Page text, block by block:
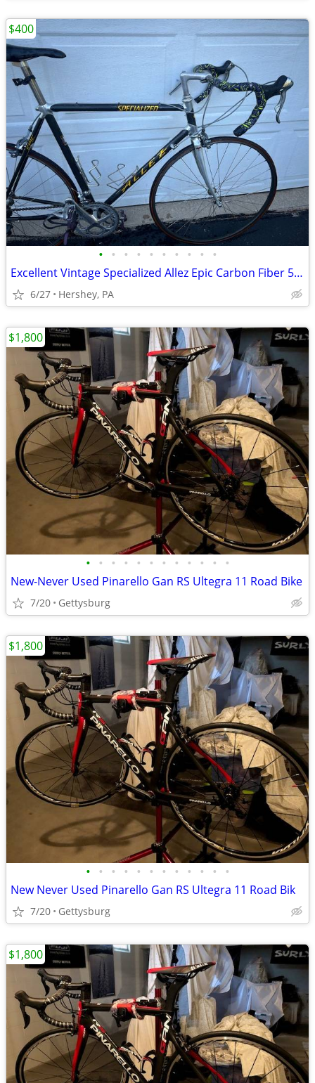
• • • • • • • • • •
Excellent Vintage Specialized Allez Epic Carbon Fiber 56cm Road Bike
6/27 Hershey, PA
$400
• • • • • • • • • • • •
New-Never Used Pinarello Gan RS Ultegra 11 Road Bike
7/20 Gettysburg
$1,800
• • • • • • • • • • • •
New Never Used Pinarello Gan RS Ultegra 11 Road Bik
7/20 Gettysburg
$1,800
$1,800